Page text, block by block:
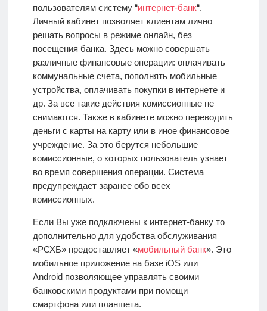
пользователям систему “интернет-банк“.
Личный кабинет позволяет клиентам лично
решать вопросы в режиме онлайн, без
посещения банка. Здесь можно совершать
различные финансовые операции: оплачивать
коммунальные счета, пополнять мобильные
устройства, оплачивать покупки в интернете и
др. За все такие действия комиссионные не
снимаются. Также в кабинете можно переводить
деньги с карты на карту или в иное финансовое
учреждение. За это берутся небольшие
комиссионные, о которых пользователь узнает
во время совершения операции. Система
предупреждает заранее обо всех
комиссионных.
Если Вы уже подключены к интернет-банку то
дополнительно для удобства обслуживания
«РСХБ» предоставляет «мобильный банк». Это
мобильное приложение на базе iOS или
Android позволяющее управлять своими
банковскими продуктами при помощи
смартфона или планшета.